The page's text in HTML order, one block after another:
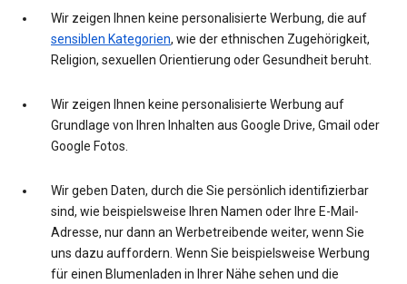
Wir zeigen Ihnen keine personalisierte Werbung, die auf
sensiblen Kategorien, wie der ethnischen Zugehörigkeit,
Religion, sexuellen Orientierung oder Gesundheit beruht.
Wir zeigen Ihnen keine personalisierte Werbung auf
Grundlage von Ihren Inhalten aus Google Drive, Gmail oder
Google Fotos.
Wir geben Daten, durch die Sie persönlich identifizierbar
sind, wie beispielsweise Ihren Namen oder Ihre E-Mail-
Adresse, nur dann an Werbetreibende weiter, wenn Sie
uns dazu auffordern. Wenn Sie beispielsweise Werbung
für einen Blumenladen in Ihrer Nähe sehen und die